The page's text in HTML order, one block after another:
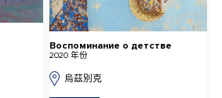
Воспоминание о детстве
2020 年份
烏茲別克